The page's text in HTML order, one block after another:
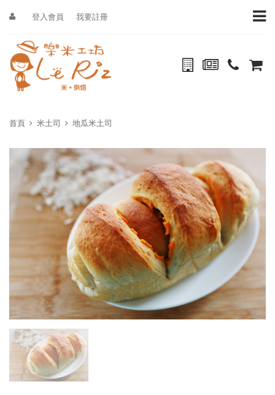
登入會員 我要註冊
首頁 米土司 地瓜米土司